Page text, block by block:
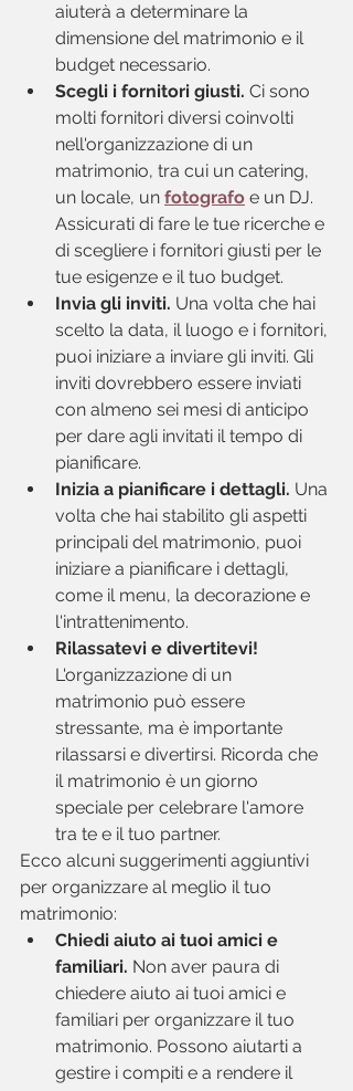
aiuterà a determinare la
dimensione del matrimonio e il
budget necessario.
Scegli i fornitori giusti. Ci sono
molti fornitori diversi coinvolti
nell'organizzazione di un
matrimonio, tra cui un catering,
un locale, un fotografo e un DJ.
Assicurati di fare le tue ricerche e
di scegliere i fornitori giusti per le
tue esigenze e il tuo budget.
Invia gli inviti. Una volta che hai
scelto la data, il luogo e i fornitori,
puoi iniziare a inviare gli inviti. Gli
inviti dovrebbero essere inviati
con almeno sei mesi di anticipo
per dare agli invitati il ​​tempo di
pianificare.
Inizia a pianificare i dettagli. Una
volta che hai stabilito gli aspetti
principali del matrimonio, puoi
iniziare a pianificare i dettagli,
come il menu, la decorazione e
l'intrattenimento.
Rilassatevi e divertitevi!
L'organizzazione di un
matrimonio può essere
stressante, ma è importante
rilassarsi e divertirsi. Ricorda che
il matrimonio è un giorno
speciale per celebrare l'amore
tra te e il tuo partner.
Ecco alcuni suggerimenti aggiuntivi
per organizzare al meglio il tuo
matrimonio:
Chiedi aiuto ai tuoi amici e
familiari. Non aver paura di
chiedere aiuto ai tuoi amici e
familiari per organizzare il tuo
matrimonio. Possono aiutarti a
gestire i compiti e a rendere il